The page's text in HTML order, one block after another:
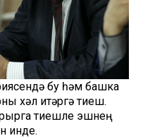
бу һәм башка
хәл итәргә тиеш.
тиешле эшнең
инде.